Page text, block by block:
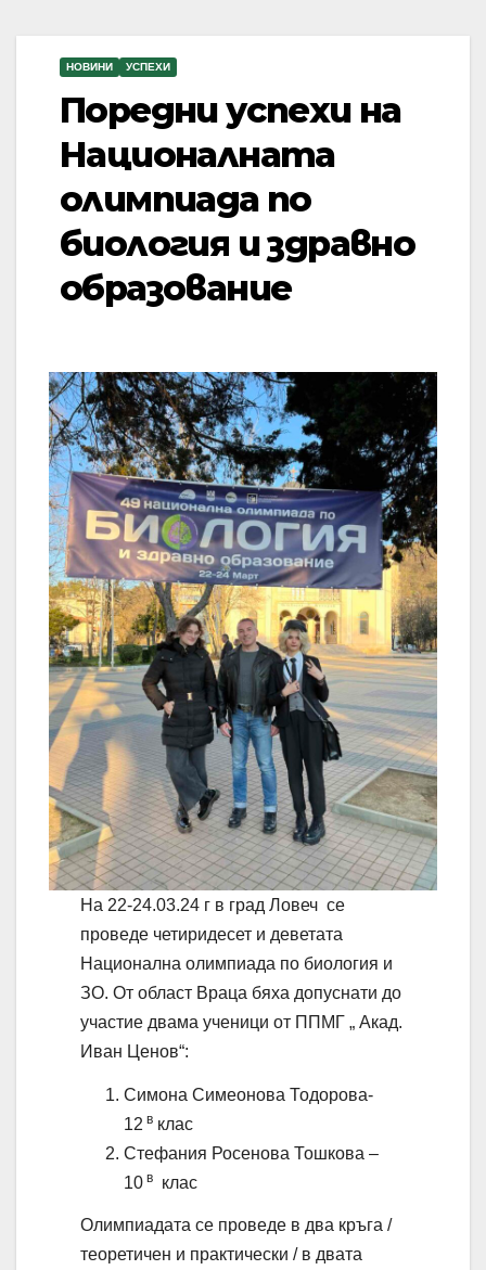
НОВИНИ УСПЕХИ
Поредни успехи на
Националната
олимпиада по
биология и здравно
образование
На 22-24.03.24 г в град Ловеч се
проведе четиридесет и деветата
Национална олимпиада по биология и
ЗО. От област Враца бяха допуснати до
участие двама ученици от ППМГ „ Акад.
Иван Ценов“:
Симона Симеонова Тодорова-
12 вклас
Стефания Росенова Тошкова –
10вклас
Олимпиадата се проведе в два кръга /
теоретичен и практически / в двата